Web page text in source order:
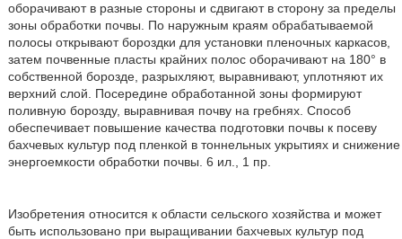
оборачивают в разные стороны и сдвигают в сторону за пределы
зоны обработки почвы. По наружным краям обрабатываемой
полосы открывают бороздки для установки пленочных каркасов,
затем почвенные пласты крайних полос оборачивают на 180° в
собственной борозде, разрыхляют, выравнивают, уплотняют их
верхний слой. Посередине обработанной зоны формируют
поливную борозду, выравнивая почву на гребнях. Способ
обеспечивает повышение качества подготовки почвы к посеву
бахчевых культур под пленкой в тоннельных укрытиях и снижение
энергоемкости обработки почвы. 6 ил., 1 пр.
Изобретения относится к области сельского хозяйства и может
быть использовано при выращивании бахчевых культур под